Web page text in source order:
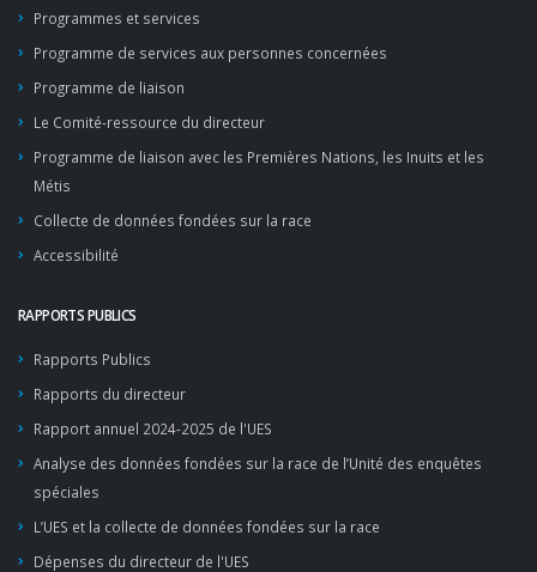
Programmes et services
Programme de services aux personnes concernées
Programme de liaison
Le Comité-ressource du directeur
Programme de liaison avec les Premières Nations, les Inuits et les
Métis
Collecte de données fondées sur la race
Accessibilité
RAPPORTS PUBLICS
Rapports Publics
Rapports du directeur
Rapport annuel 2024-2025 de l'UES
Analyse des données fondées sur la race de l’Unité des enquêtes
spéciales
L’UES et la collecte de données fondées sur la race
Dépenses du directeur de l'UES